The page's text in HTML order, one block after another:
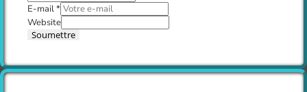
E-mail*
Website
Soumettre